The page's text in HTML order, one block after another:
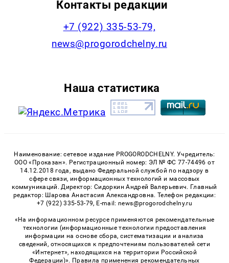
Контакты редакции
+7 (922) 335-53-79,
news@progorodchelny.ru
Наша статистика
Наименование: сетевое издание PROGORODCHELNY. Учредитель:
ООО «Проказан». Регистрационный номер: ЭЛ № ФС 77-74496 от
14.12.2018 года, выдано Федеральной службой по надзору в
сфере связи, информационных технологий и массовых
коммуникаций. Директор: Сидоркин Андрей Валерьевич. Главный
редактор: Шарова Анастасия Александровна. Телефон редакции:
+7 (922) 335-53-79, E-mail: news@progorodchelny.ru
«На информационном ресурсе применяются рекомендательные
технологии (информационные технологии предоставления
информации на основе сбора, систематизации и анализа
сведений, относящихся к предпочтениям пользователей сети
«Интернет», находящихся на территории Российской
Федерации)». Правила применения рекомендательных